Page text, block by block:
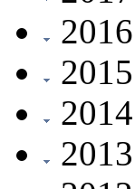
2016
2015
2014
2013